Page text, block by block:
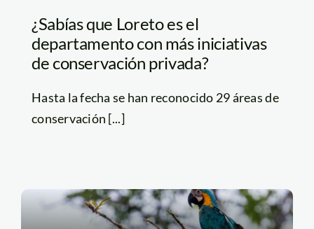
¿Sabías que Loreto es el
departamento con más iniciativas
de conservación privada?
Hasta la fecha se han reconocido 29 áreas de
conservación [...]